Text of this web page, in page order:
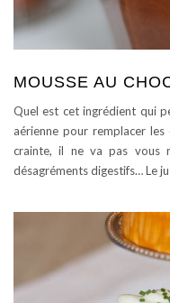
MOUSSE AU
Quel est cet ingrédient qui
aérienne pour remplacer les
crainte, il ne va pas vous
désagréments digestifs… Le